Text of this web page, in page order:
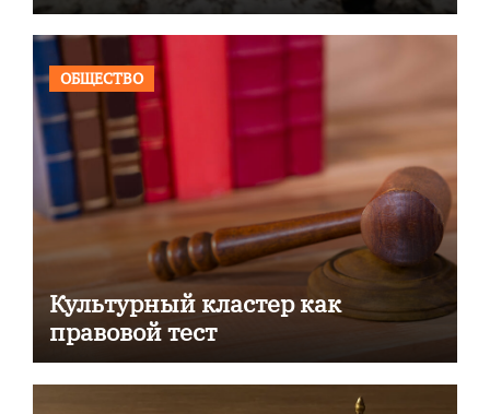
ОБЩЕСТВО
Культурный кластер как
правовой тест